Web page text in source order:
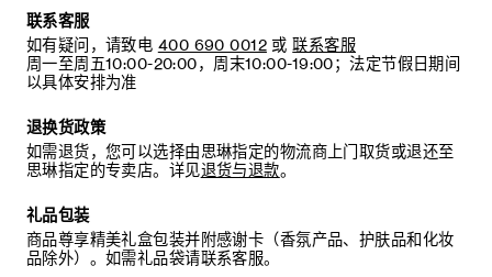
联系客服
如有疑问，请致电 400 690 0012 或 联系客服
周一至周五10:00-20:00，周末10:00-19:00；法定节假日期间
以具体安排为准
退换货政策
如需退货，您可以选择由思琳指定的物流商上门取货或退还至
思琳指定的专卖店。详见退货与退款。
礼品包装
商品尊享精美礼盒包装并附感谢卡（香氛产品、护肤品和化妆
品除外）。如需礼品袋请联系客服。